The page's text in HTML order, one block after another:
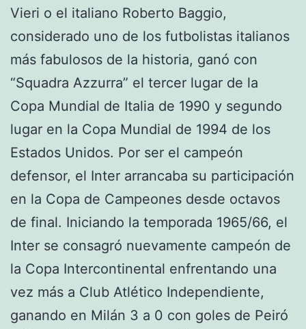
Vieri o el italiano Roberto Baggio,
considerado uno de los futbolistas italianos
más fabulosos de la historia, ganó con
“Squadra Azzurra” el tercer lugar de la
Copa Mundial de Italia de 1990 y segundo
lugar en la Copa Mundial de 1994 de los
Estados Unidos. Por ser el campeón
defensor, el Inter arrancaba su participación
en la Copa de Campeones desde octavos
de final. Iniciando la temporada 1965/66, el
Inter se consagró nuevamente campeón de
la Copa Intercontinental enfrentando una
vez más a Club Atlético Independiente,
ganando en Milán 3 a 0 con goles de Peiró